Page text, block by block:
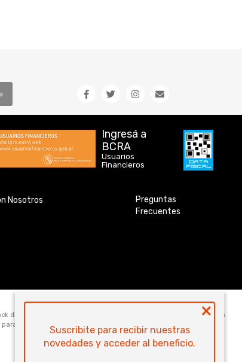
Ingresá a
BCRA
Usuarios
Financieros
Nosotros
Preguntas
Frecuentes
×
Suscribite para recibir nuestras
novedades y acceder al beneficio.
disponible para la venta web de cada código es de 5 unidades. Los
la compra online. Las especificaciones técnicas y descripciones